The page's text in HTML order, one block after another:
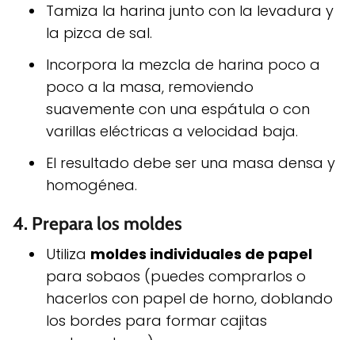
Tamiza la harina junto con la levadura y
la pizca de sal.
Incorpora la mezcla de harina poco a
poco a la masa, removiendo
suavemente con una espátula o con
varillas eléctricas a velocidad baja.
El resultado debe ser una masa densa y
homogénea.
4. Prepara los moldes
Utiliza moldes individuales de papel
para sobaos (puedes comprarlos o
hacerlos con papel de horno, doblando
los bordes para formar cajitas